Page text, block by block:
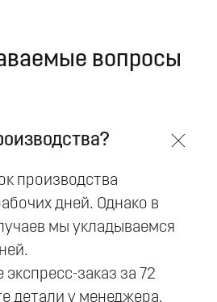
вопросы
производства
дней. Однако в
мы укладываемся
заказ за 72
детали у менеджера.
комнаты